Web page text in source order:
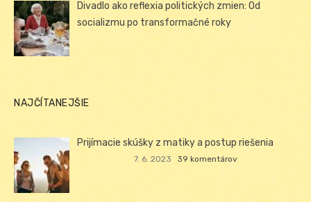
Divadlo ako reflexia politických zmien: Od
socializmu po transformačné roky
NAJČÍTANEJŠIE
Prijímacie skúšky z matiky a postup riešenia
7. 6. 2023 39 komentárov